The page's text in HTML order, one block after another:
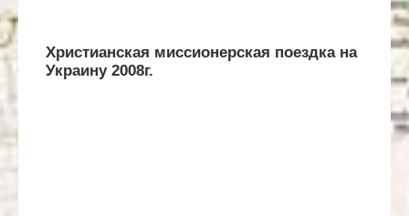
Христианская миссионерская поездка на
Украину 2008г.